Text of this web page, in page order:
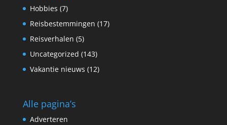
Hobbies (7)
Reisbestemmingen (17)
Reisverhalen (5)
Uncategorized (143)
Vakantie nieuws (12)
Alle pagina’s
Adverteren